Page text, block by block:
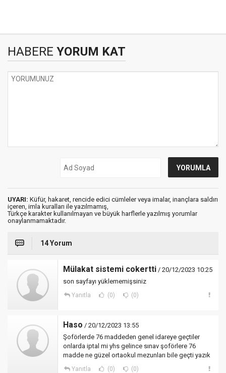
HABERE YORUM KAT
UYARI: Küfür, hakaret, rencide edici cümleler veya imalar, inançlara saldırı
içeren, imla kuralları ile yazılmamış,
Türkçe karakter kullanılmayan ve büyük harflerle yazılmış yorumlar
onaylanmamaktadır.
14 Yorum
Mülakat sistemi cokertti / 20/12/2023 10:25
son sayfayı yüklememişsiniz
Yanıtla (0) (0)
Haso / 20/12/2023 13:55
Şoförlerde 76 maddeden genel idareye geçtiler
onlarda iptal mi yhs gelince sınav şoförlere 76
madde ne güzel ortaokul mezunları bile geçti yazık
Yanıtla (0) (0)